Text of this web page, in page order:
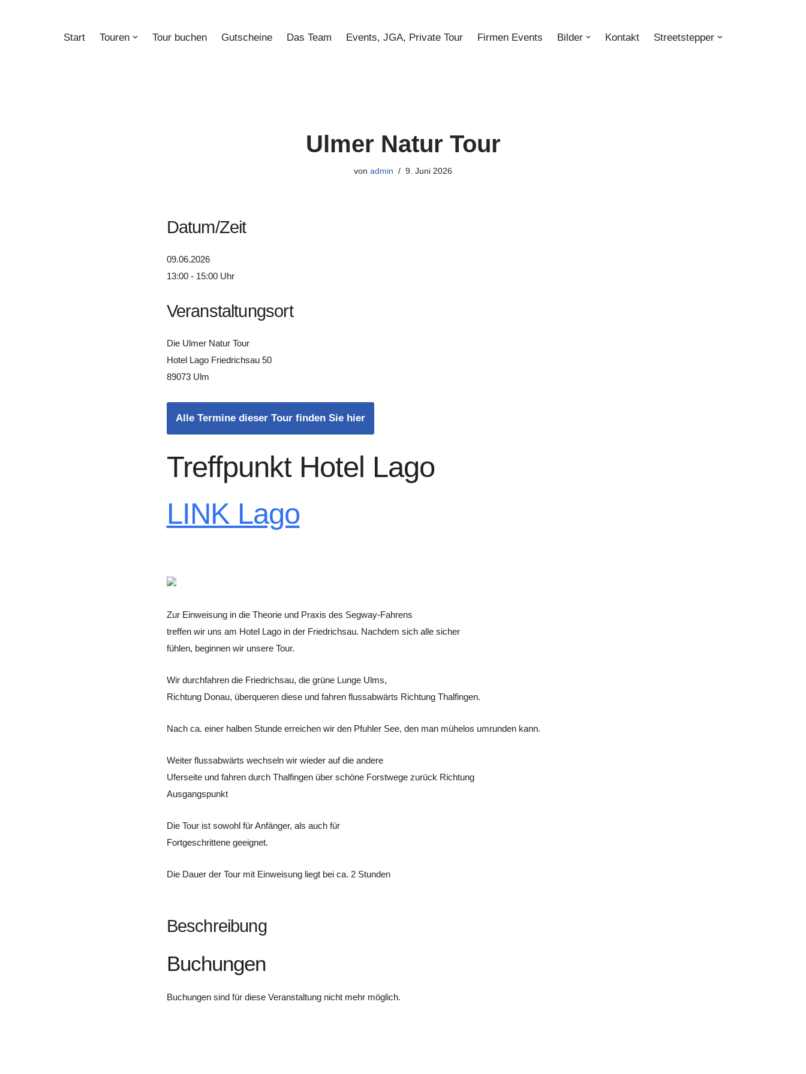
Start Touren Tour buchen Gutscheine Das Team Events, JGA, Private Tour Firmen Events Bilder Kontakt Streetstepper
Ulmer Natur Tour
von admin 9. Juni 2026
Datum/Zeit
09.06.2026
13:00 - 15:00 Uhr
Veranstaltungsort
Die Ulmer Natur Tour
Hotel Lago Friedrichsau 50
89073 Ulm
Alle Termine dieser Tour finden Sie hier
Treffpunkt Hotel Lago
LINK Lago
Zur Einweisung in die Theorie und Praxis des Segway-Fahrens
treffen wir uns am Hotel Lago in der Friedrichsau. Nachdem sich alle sicher
fühlen, beginnen wir unsere Tour.
Wir durchfahren die Friedrichsau, die grüne Lunge Ulms,
Richtung Donau, überqueren diese und fahren flussabwärts Richtung Thalfingen.
Nach ca. einer halben Stunde erreichen wir den PfuhlerSee, den man mühelos umrunden kann.
Weiter flussabwärts wechseln wir wieder auf die andere
Uferseite und fahren durch Thalfingen über schöne Forstwege zurück Richtung
Ausgangspunkt
Die Tour ist sowohl für Anfänger, als auch für
Fortgeschrittene geeignet.
Die Dauer der Tour mit Einweisung liegt bei ca. 2 Stunden
Beschreibung
Buchungen
Buchungen sind für diese Veranstaltung nicht mehr möglich.